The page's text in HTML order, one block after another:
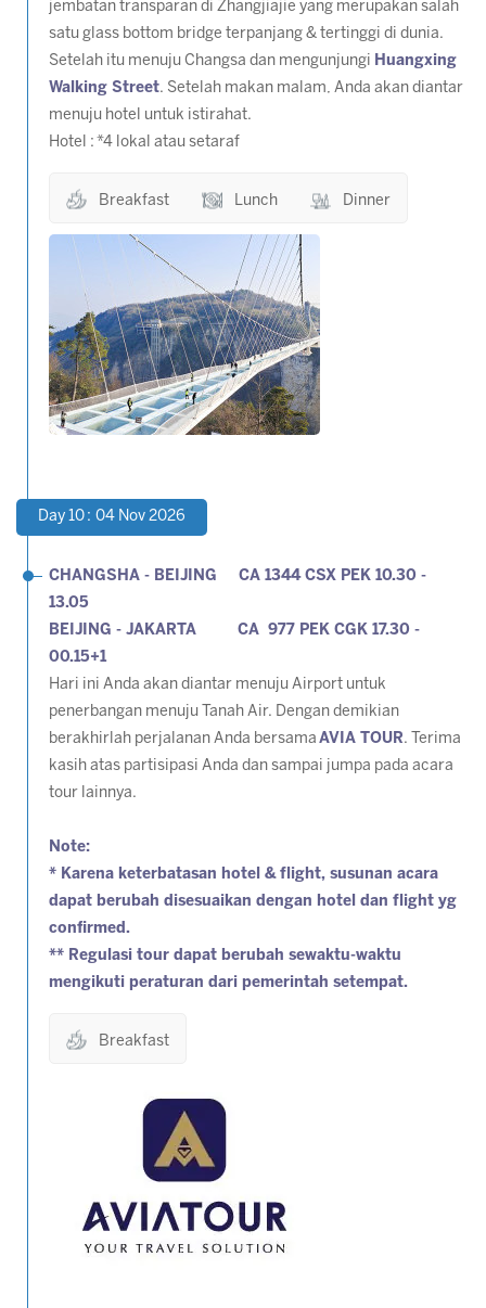
jembatan transparan di Zhangjiajie yang merupakan salah
satu glass bottom bridge terpanjang & tertinggi di dunia.
Setelah itu menuju Changsa dan mengunjungi Huangxing
Walking Street. Setelah makan malam, Anda akan diantar
menuju hotel untuk istirahat.
Hotel : *4 lokal atau setaraf
Breakfast Lunch Dinner
Day 10 : 04 Nov 2026
CHANGSHA - BEIJING CA 1344 CSX PEK 10.30 -
13.05
BEIJING - JAKARTA CA 977 PEK CGK 17.30 -
00.15+1
Hari ini Anda akan diantar menuju Airport untuk
penerbangan menuju Tanah Air. Dengan demikian
berakhirlah perjalanan Anda bersama AVIA TOUR. Terima
kasih atas partisipasi Anda dan sampai jumpa pada acara
tour lainnya.
Note:
* Karena keterbatasan hotel & flight, susunan acara
dapat berubah disesuaikan dengan hotel dan flight yg
confirmed.
** Regulasi tour dapat berubah sewaktu-waktu
mengikuti peraturan dari pemerintah setempat.
Breakfast